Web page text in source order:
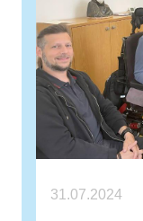
31.07.2024